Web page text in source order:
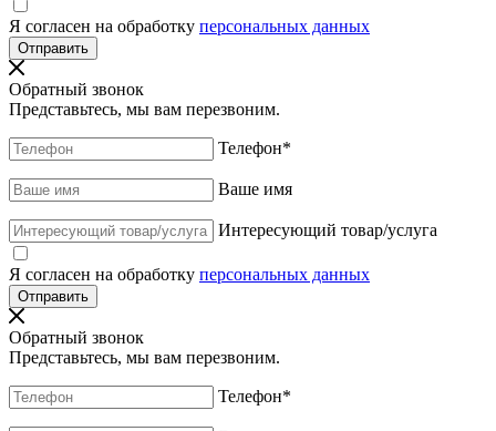
Я согласен на обработку персональных данных
Обратный звонок
Представьтесь, мы вам перезвоним.
Телефон*
Ваше имя
Интересующий товар/услуга
Я согласен на обработку персональных данных
Обратный звонок
Представьтесь, мы вам перезвоним.
Телефон*